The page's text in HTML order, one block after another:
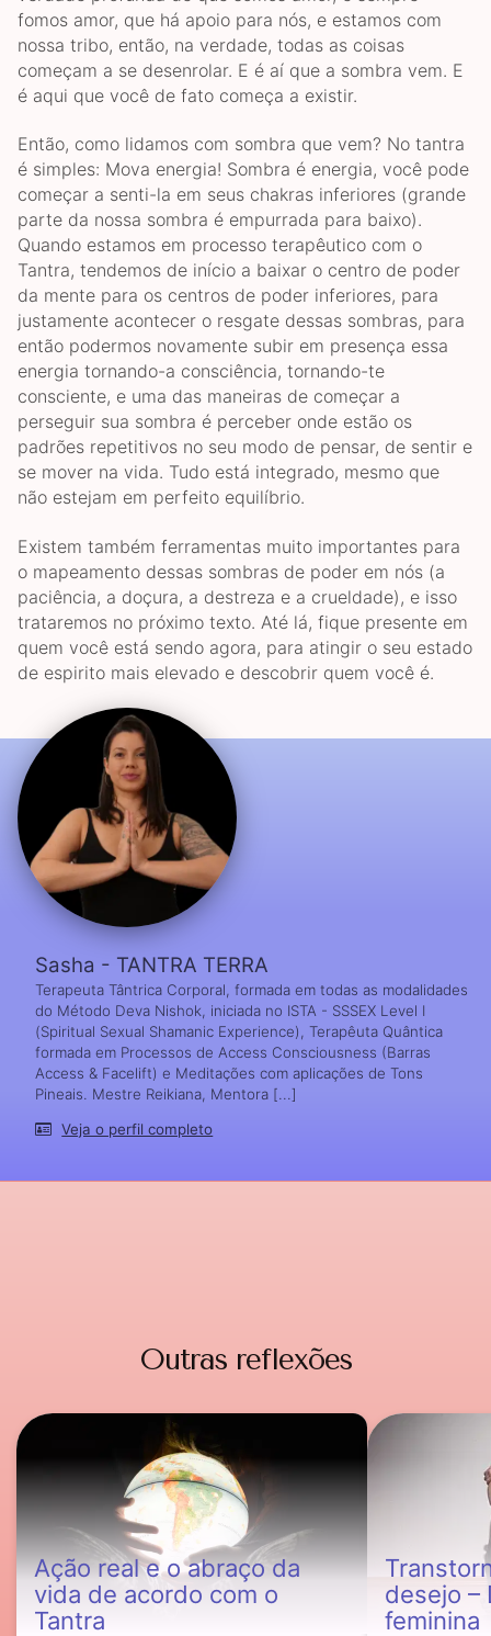
fomos amor, que há apoio para nós, e estamos com
nossa tribo, então, na verdade, todas as coisas
começam a se desenrolar. E é aí que a sombra vem. E
é aqui que você de fato começa a existir.
Então, como lidamos com sombra que vem? No tantra
é simples: Mova energia! Sombra é energia, você pode
começar a senti-la em seus chakras inferiores (grande
parte da nossa sombra é empurrada para baixo).
Quando estamos em processo terapêutico com o
Tantra, tendemos de início a baixar o centro de poder
da mente para os centros de poder inferiores, para
justamente acontecer o resgate dessas sombras, para
então podermos novamente subir em presença essa
energia tornando-a consciência, tornando-te
consciente, e uma das maneiras de começar a
perseguir sua sombra é perceber onde estão os
padrões repetitivos no seu modo de pensar, de sentir e
se mover na vida. Tudo está integrado, mesmo que
não estejam em perfeito equilíbrio.
Existem também ferramentas muito importantes para
o mapeamento dessas sombras de poder em nós (a
paciência, a doçura, a destreza e a crueldade), e isso
trataremos no próximo texto. Até lá, fique presente em
quem você está sendo agora, para atingir o seu estado
de espirito mais elevado e descobrir quem você é.
Sasha - TANTRA TERRA
Terapeuta Tântrica Corporal, formada em todas as modalidades
do Método Deva Nishok, iniciada no ISTA - SSSEX Level I
(Spiritual Sexual Shamanic Experience), Terapêuta Quântica
formada em Processos de Access Consciousness (Barras
Access & Facelift) e Meditações com aplicações de Tons
Pineais. Mestre Reikiana, Mentora [...]
Veja o perfil completo
Outras reflexões
Ação real e o abraço da
vida de acordo com o
Tantra
desejo –
feminina